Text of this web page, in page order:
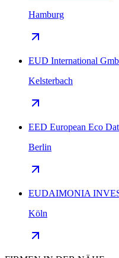
Hamburg
EUD International
Kelsterbach
EED European Eco
Berlin
EUDAIMONIA
Köln